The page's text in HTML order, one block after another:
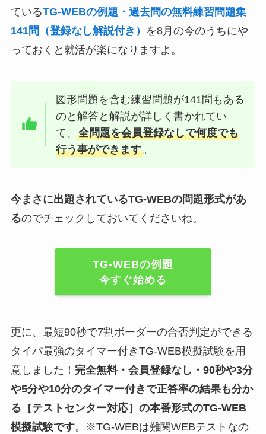
ているTG-WEBの例題・過去問の無料練習問題集
141問（登録なし解説付き）
を8月の今のうちにや
っておくと就活が楽になりますよ。
図形問題を含む練習問題が141問もある
のと解答と解説が詳しく書かれてい
て、全問題を会員登録なしで何度でも
行う事ができます。
今まさに出題されているTG-WEBの問題形式があ
るのでチェックしておいてくださいね。
TG-WEBの例題
今すぐ始める
更に、最短90秒で7割ボーダーの合否判定ができる
タイパ最強のタイマー付きTG-WEB模擬試験を用
意しました！ 完全無料・会員登録なし・90秒や3分
や5分や10分のタイマー付きで正答率の結果も分か
る ［テストセンター対応］ の本番形式のTG-WEB
模擬試験です。※TG-WEBは難関WEBテストなの